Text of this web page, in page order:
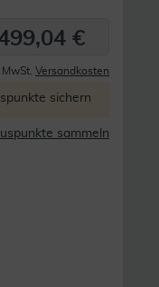
€
Versandkosten
sichern
sammeln